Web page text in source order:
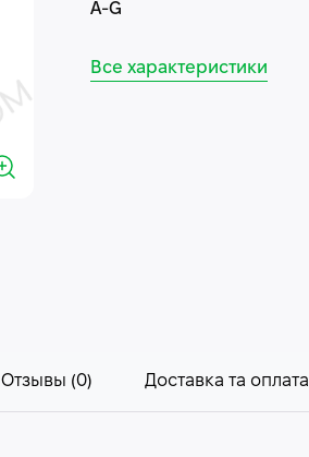
A-G
Все характеристики
Отзывы (0) Доставка та оплата